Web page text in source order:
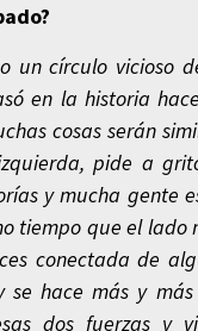
un círculo vicioso
en la historia
cosas serán
pide a
y mucha gente
tiempo que el lado
conectada de
se hace más y
dos fuerzas y